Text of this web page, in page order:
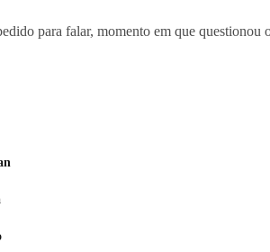
para falar, momento em que questionou